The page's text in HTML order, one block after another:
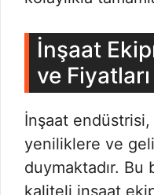
İnşaat
ve Fiyatları
İnşaat
yeniliklere ve
duymaktadır. Bu
kaliteli inşaat